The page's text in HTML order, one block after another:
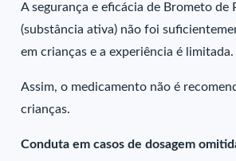
A segurança e eficácia de Brometo de
(substância ativa) não foi
em crianças e a experiência é limitada.
Assim, o medicamento não é
crianças.
Conduta em casos de dosagem